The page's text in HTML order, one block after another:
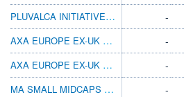
PLUVALCA INITIATIVES PME IC
-
AXA EUROPE EX-UK MICROCAP A
-
AXA EUROPE EX-UK MICROCAP B
-
MA SMALL MIDCAPS EUROPE IC
-